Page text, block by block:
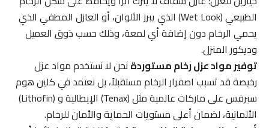
الطبيعي (Wet Look) الذي يبرز الألوان، أو العازل المطفي الذي
يحمي الرخام دون إضافة أي لمعة، وذلك حسب ذوق العميل
وديكور المنزل.
توفير مواد عزل رخام مستوردةنحن لا نستخدم مواد عزل
رخيصة قد تسبب اصفرار الرخام مستقبلاً، بل نعتمد في كلين هوم
سيرفس على ماركات عالمية مثل (Tenax) الإيطالية و (Lithofin)
الألمانية، لضمان أعلى مستويات الحماية والأمان للرخام.